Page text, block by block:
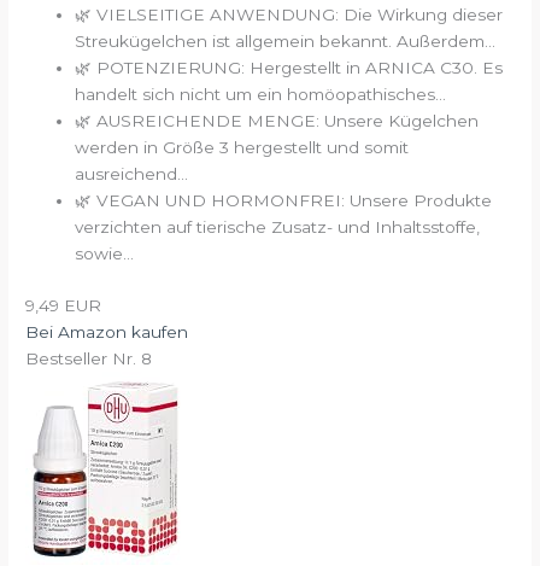
🌿 VIELSEITIGE ANWENDUNG: Die Wirkung dieser
Streukügelchen ist allgemein bekannt. Außerdem...
🌿 POTENZIERUNG: Hergestellt in ARNICA C30. Es
handelt sich nicht um ein homöopathisches...
🌿 AUSREICHENDE MENGE: Unsere Kügelchen
werden in Größe 3 hergestellt und somit
ausreichend...
🌿 VEGAN UND HORMONFREI: Unsere Produkte
verzichten auf tierische Zusatz- und Inhaltsstoffe,
sowie...
9,49 EUR
Bei Amazon kaufen
Bestseller Nr. 8